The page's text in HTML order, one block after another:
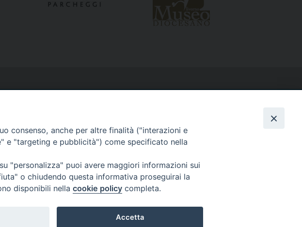
consenso, anche per altre finalità ("interazioni e
e "targeting e pubblicità") come specificato nella
"personalizza" puoi avere maggiori informazioni sui
o chiudendo questa informativa proseguirai la
disponibili nella cookie policy completa.
Accetta